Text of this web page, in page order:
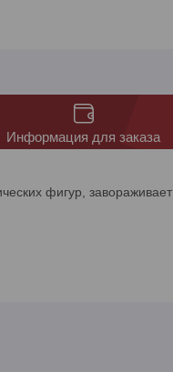
Информация для заказа
фигур, завораживает